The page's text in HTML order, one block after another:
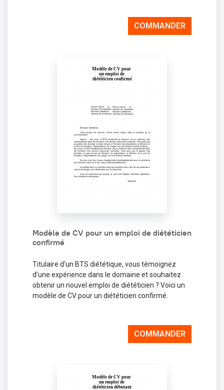
COMMANDER
Modèle de CV pour un emploi de diététicien
confirmé
Titulaire d’un BTS diététique, vous témoignez
d’une expérience dans le domaine et souhaitez
obtenir un nouvel emploi de diététicien ? Voici un
modèle de CV pour un diététicien confirmé.
COMMANDER